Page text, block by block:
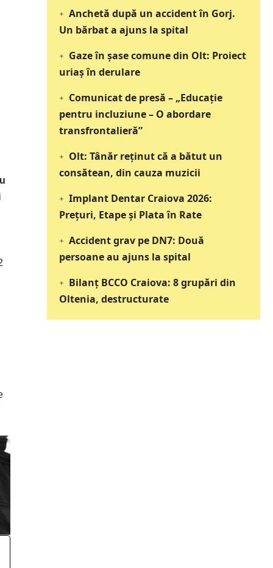
Anchetă după un accident în Gorj.
Un bărbat a ajuns la spital
Gaze în șase comune din Olt: Proiect
uriaș în derulare
Comunicat de presă – „Educație
pentru incluziune – O abordare
transfrontalieră”
Olt: Tânăr reţinut că a bătut un
consătean, din cauza muzicii
Implant Dentar Craiova 2026:
Preţuri, Etape şi Plata în Rate
Accident grav pe DN7: Două
persoane au ajuns la spital
Bilanț BCCO Craiova: 8 grupări din
Oltenia, destructurate